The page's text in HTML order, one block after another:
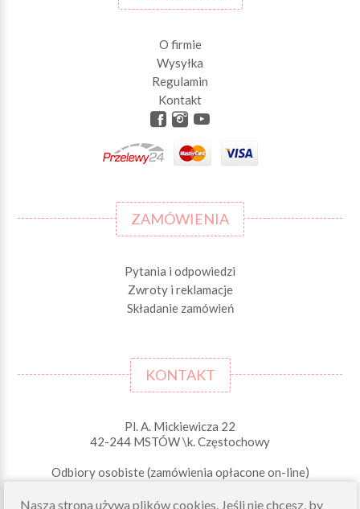
O firmie
Wysyłka
Regulamin
Kontakt
ZAMÓWIENIA
Pytania i odpowiedzi
Zwroty i reklamacje
Składanie zamówień
KONTAKT
Pl. A. Mickiewicza 22
42-244 MSTÓW \k. Częstochowy
Odbiory osobiste (zamówienia opłacone on-line)
sklep@morelkowe.pl
Nasza strona używa plików cookies. Jeśli nie chcesz, by